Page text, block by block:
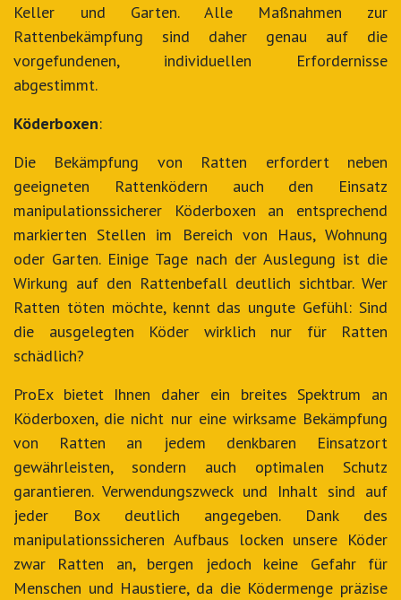
Keller und Garten. Alle Maßnahmen zur
Rattenbekämpfung sind daher genau auf die
vorgefundenen, individuellen Erfordernisse
abgestimmt.
Köderboxen:
Die Bekämpfung von Ratten erfordert neben
geeigneten Rattenködern auch den Einsatz
manipulationssicherer Köderboxen an entsprechend
markierten Stellen im Bereich von Haus, Wohnung
oder Garten. Einige Tage nach der Auslegung ist die
Wirkung auf den Rattenbefall deutlich sichtbar. Wer
Ratten töten möchte, kennt das ungute Gefühl: Sind
die ausgelegten Köder wirklich nur für Ratten
schädlich?
ProEx bietet Ihnen daher ein breites Spektrum an
Köderboxen, die nicht nur eine wirksame Bekämpfung
von Ratten an jedem denkbaren Einsatzort
gewährleisten, sondern auch optimalen Schutz
garantieren. Verwendungszweck und Inhalt sind auf
jeder Box deutlich angegeben. Dank des
manipulationssicheren Aufbaus locken unsere Köder
zwar Ratten an, bergen jedoch keine Gefahr für
Menschen und Haustiere, da die Ködermenge präzise